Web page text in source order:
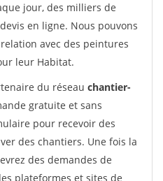
jour, des milliers de
en ligne. Nous pouvons
avec des peintures
leur Habitat.
du réseau chantier-
gratuite et sans
pour recevoir des
des chantiers. Une fois la
des demandes de
plateformes et sites de